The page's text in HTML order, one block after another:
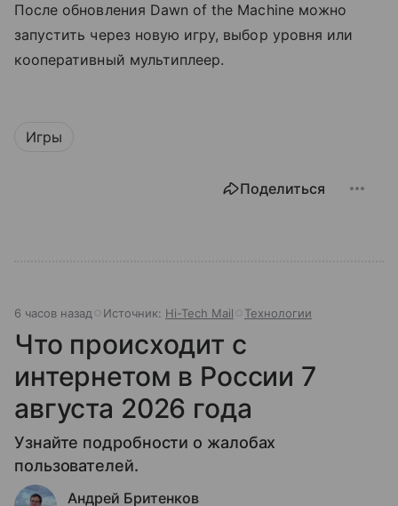
После обновления Dawn of the Machine можно
запустить через новую игру, выбор уровня или
кооперативный мультиплеер.
Игры
Поделиться
6 часов назад Источник: Hi-Tech Mail Технологии
Что происходит с
интернетом в России 7
августа 2026 года
Узнайте подробности о жалобах
пользователей.
Андрей Бритенков